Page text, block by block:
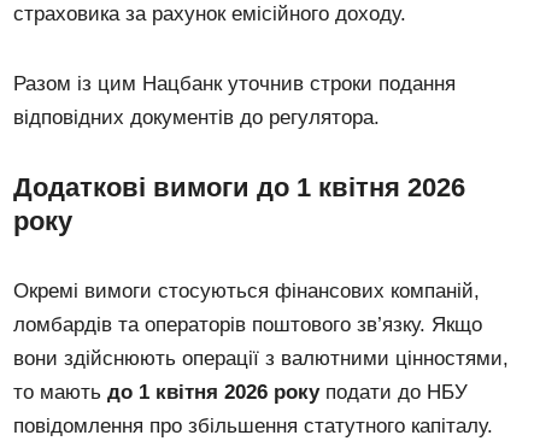
страховика за рахунок емісійного доходу.
Разом із цим Нацбанк уточнив строки подання
відповідних документів до регулятора.
Додаткові вимоги до 1 квітня 2026
року
Окремі вимоги стосуються фінансових компаній,
ломбардів та операторів поштового зв’язку. Якщо
вони здійснюють операції з валютними цінностями,
то маютьдо 1 квітня 2026 рокуподати до НБУ
повідомлення про збільшення статутного капіталу.